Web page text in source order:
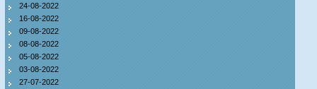
24-08-2022
16-08-2022
09-08-2022
08-08-2022
05-08-2022
03-08-2022
27-07-2022